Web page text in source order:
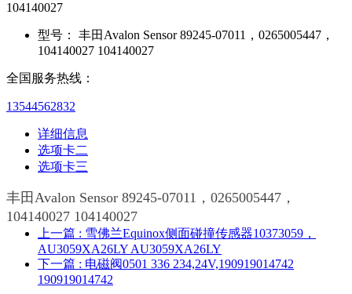
104140027
型号：
丰田Avalon Sensor 89245-07011，0265005447，
104140027 104140027
全国服务热线：
13544562832
详细信息
选项卡二
选项卡三
丰田Avalon Sensor 89245-07011，0265005447，
104140027 104140027
上一篇 : 雪佛兰Equinox侧面碰撞传感器10373059，
AU3059XA26LY AU3059XA26LY
下一篇 : 电磁阀0501 336 234,24V,190919014742
190919014742